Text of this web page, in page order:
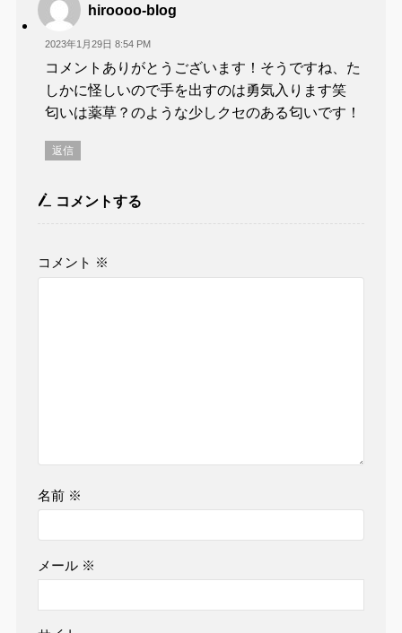
hiroooo-blog
2023年1月29日 8:54 PM
コメントありがとうございます！そうですね、た
しかに怪しいので手を出すのは勇気入ります笑
匂いは薬草？のような少しクセのある匂いです！
返信
コメントする
コメント ※
名前 ※
メール ※